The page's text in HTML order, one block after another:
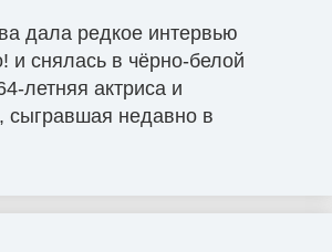
дала редкое интервью
и снялась в чёрно-белой
летняя актриса и
сыгравшая недавно в